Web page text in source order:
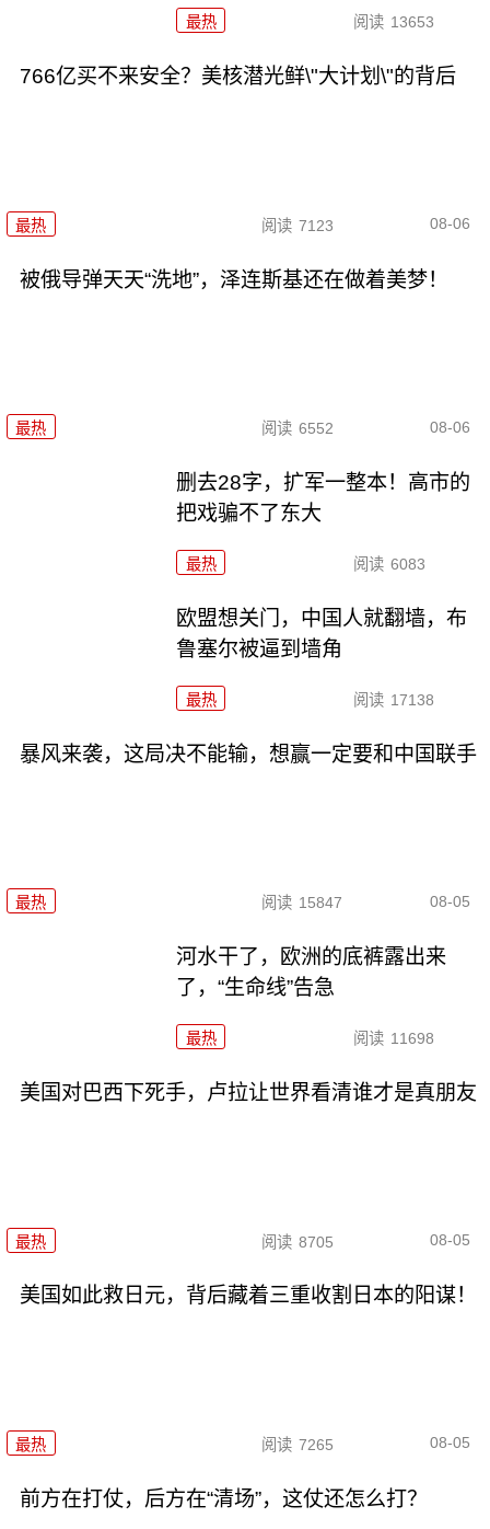
最热 阅读 13653
766亿买不来安全？美核潜光鲜\"大计划\"的背后
最热 阅读 7123 08-06
被俄导弹天天“洗地”，泽连斯基还在做着美梦！
最热 阅读 6552 08-06
删去28字，扩军一整本！高市的
把戏骗不了东大
最热 阅读 6083
欧盟想关门，中国人就翻墙，布
鲁塞尔被逼到墙角
最热 阅读 17138
暴风来袭，这局决不能输，想赢一定要和中国联手
最热 阅读 15847 08-05
河水干了，欧洲的底裤露出来
了，“生命线”告急
最热 阅读 11698
美国对巴西下死手，卢拉让世界看清谁才是真朋友
最热 阅读 8705 08-05
美国如此救日元，背后藏着三重收割日本的阳谋！
最热 阅读 7265 08-05
前方在打仗，后方在“清场”，这仗还怎么打？